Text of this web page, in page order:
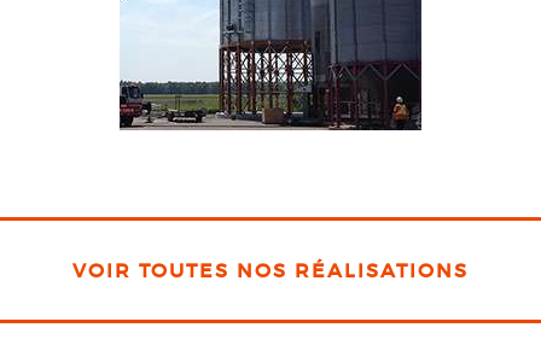
VOIR TOUTES NOS RÉALISATIONS